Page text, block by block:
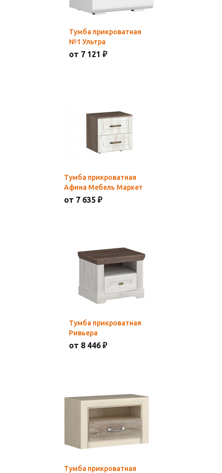
Тумба прикроватная
№1 Ультра
от 7 121 ₽
Тумба прикроватная
Афина Мебель Маркет
от 7 635 ₽
Тумба прикроватная
Ривьера
от 8 446 ₽
Тумба прикроватная